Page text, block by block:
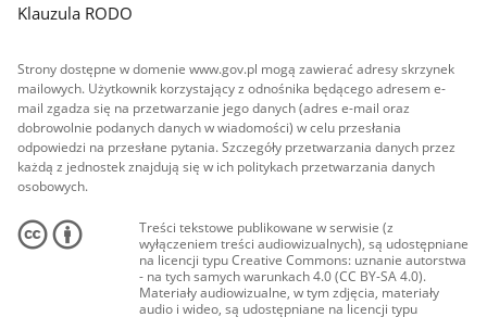
Klauzula RODO
Strony dostępne w domenie www.gov.pl mogą zawierać adresy skrzynek
mailowych. Użytkownik korzystający z odnośnika będącego adresem e-
mail zgadza się na przetwarzanie jego danych (adres e-mail oraz
dobrowolnie podanych danych w wiadomości) w celu przesłania
odpowiedzi na przesłane pytania. Szczegóły przetwarzania danych przez
każdą z jednostek znajdują się w ich politykach przetwarzania danych
osobowych.
Treści tekstowe publikowane w serwisie (z
wyłączeniem treści audiowizualnych), są udostępniane
na licencji typu Creative Commons: uznanie autorstwa
- na tych samych warunkach 4.0 (CC BY-SA 4.0).
Materiały audiowizualne, w tym zdjęcia, materiały
audio i wideo, są udostępniane na licencji typu